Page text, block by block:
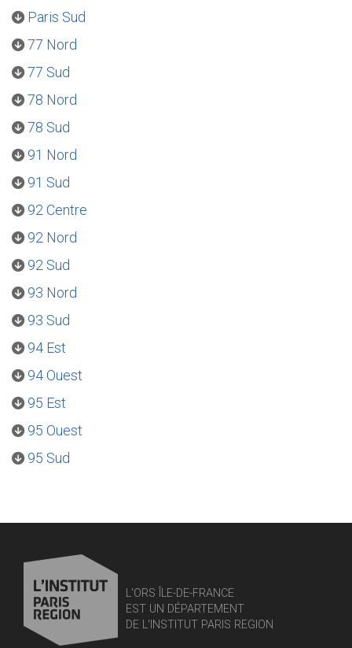
Paris Sud
77 Nord
77 Sud
78 Nord
78 Sud
91 Nord
91 Sud
92 Centre
92 Nord
92 Sud
93 Nord
93 Sud
94 Est
94 Ouest
95 Est
95 Ouest
95 Sud
L'ORS ÎLE-DE-FRANCE
EST UN DÉPARTEMENT
DE L'INSTITUT PARIS REGION